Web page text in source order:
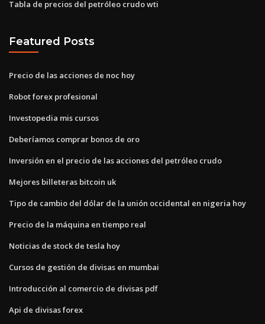
Tabla de precios del petróleo crudo wti
Featured Posts
Precio de las acciones de noc hoy
Robot forex profesional
Investopedia mis cursos
Deberíamos comprar bonos de oro
Inversión en el precio de las acciones del petróleo crudo
Mejores billeteras bitcoin uk
Tipo de cambio del dólar de la unión occidental en nigeria hoy
Precio de la máquina en tiempo real
Noticias de stock de tesla hoy
Cursos de gestión de divisas en mumbai
Introducción al comercio de divisas pdf
Api de divisas forex